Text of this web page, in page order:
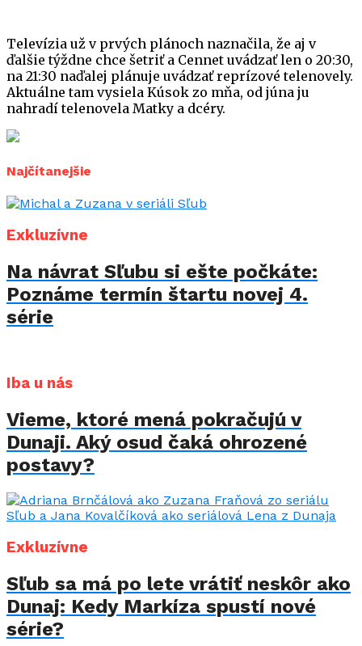
Televízia už v prvých plánoch naznačila, že aj v
ďalšie týždne chce šetriť a Cennet uvádzať len o 20:30,
na 21:30 naďalej plánuje uvádzať reprízové telenovely.
Aktuálne tam vysiela Kúsok zo mňa, od júna ju
nahradí telenovela Matky a dcéry.
Najčítanejšie
Exkluzívne
Na návrat Sľubu si ešte počkáte:
Poznáme termín štartu novej 4.
série
Iba u nás
Vieme, ktoré mená pokračujú v
Dunaji. Aký osud čaká ohrozené
postavy?
Exkluzívne
Sľub sa má po lete vrátiť neskôr ako
Dunaj: Kedy Markíza spustí nové
série?